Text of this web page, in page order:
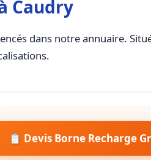
Caudry
dans notre annuaire.
📋 Devis Borne Recharge